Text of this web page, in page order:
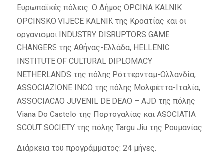
Ευρωπαϊκές πόλεις: Ο Δήμος OPCINA KALNIK
OPCINSKO VIJECE KALNIK της Κροατίας και οι
οργανισμοί INDUSTRY DISRUPTORS GAME
CHANGERS της Αθήνας-Ελλάδα, HELLENIC
INSTITUTE OF CULTURAL DIPLOMACY
NETHERLANDS της πόλης Ρόττερνταμ-Ολλανδία,
ASSOCIAZIONE INCO της πόλης Μολφέττα-Ιταλία,
ASSOCIACAO JUVENIL DE DEAO – AJD της πόλης
Viana Do Castelo της Πορτογαλίας και ASOCIATIA
SCOUT SOCIETY της πόλης Targu Jiu της Ρουμανίας.
Διάρκεια του προγράμματος: 24 μήνες.